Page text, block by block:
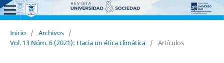
Inicio / Archivos /
Vol. 13 Núm. 6 (2021): Hacia un ética climática / Artículos